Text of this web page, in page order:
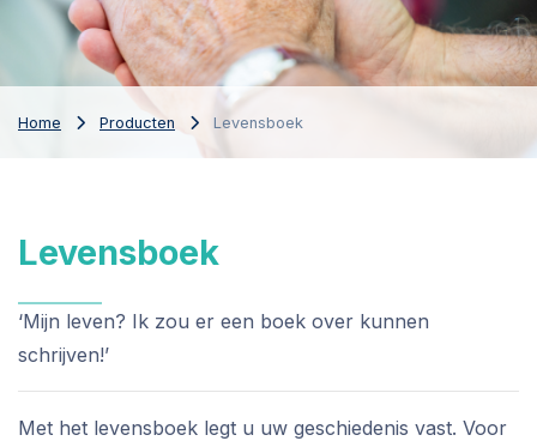
Home Producten Levensboek
Levensboek
‘Mijn leven? Ik zou er een boek over kunnen
schrijven!’
Met het levensboek legt u uw geschiedenis vast. Voor